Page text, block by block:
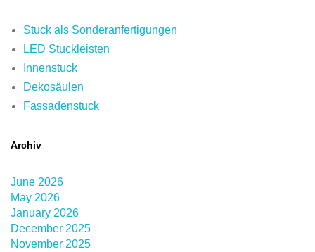
Stuck als Sonderanfertigungen
LED Stuckleisten
Innenstuck
Dekosäulen
Fassadenstuck
Archiv
June 2026
May 2026
January 2026
December 2025
November 2025